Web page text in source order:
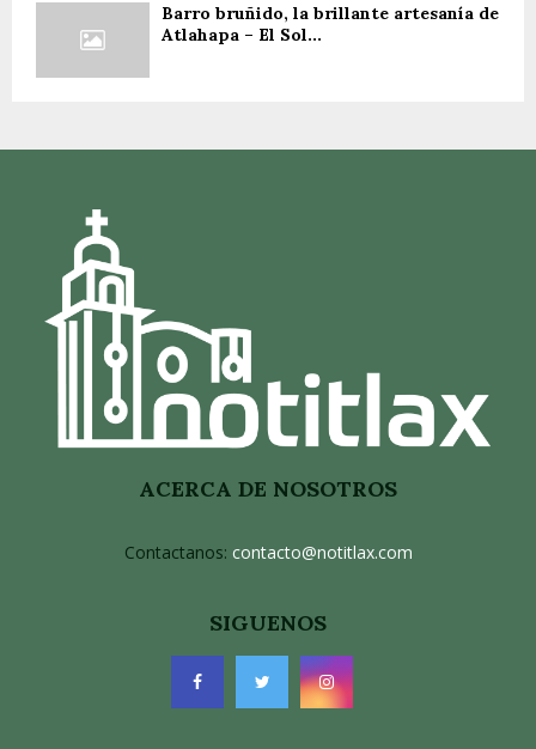
Barro bruñido, la brillante artesanía de
Atlahapa – El Sol...
ACERCA DE NOSOTROS
Contactanos: contacto@notitlax.com
SIGUENOS